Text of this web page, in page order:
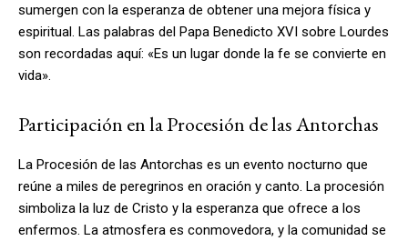
sumergen con la esperanza de obtener una mejora física y
espiritual. Las palabras del Papa Benedicto XVI sobre Lourdes
son recordadas aquí: «Es un lugar donde la fe se convierte en
vida».
Participación en la Procesión de las Antorchas
La Procesión de las Antorchas es un evento nocturno que
reúne a miles de peregrinos en oración y canto. La procesión
simboliza la luz de Cristo y la esperanza que ofrece a los
enfermos. La atmosfera es conmovedora, y la comunidad se